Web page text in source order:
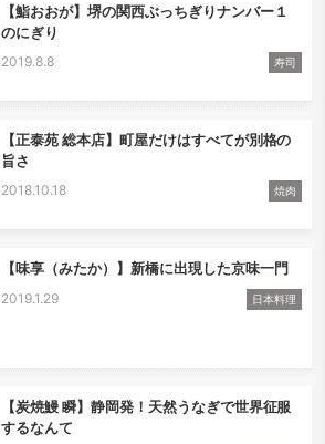
【鮨おおが】堺の関西ぶっちぎりナンバー１
のにぎり
2019.8.8 寿司
【正泰苑 総本店】町屋だけはすべてが別格の
旨さ
2018.10.18 焼肉
【味享（みたか）】新橋に出現した京味一門
2019.1.29 日本料理
【炭焼鰻 瞬】静岡発！天然うなぎで世界征服
するなんて